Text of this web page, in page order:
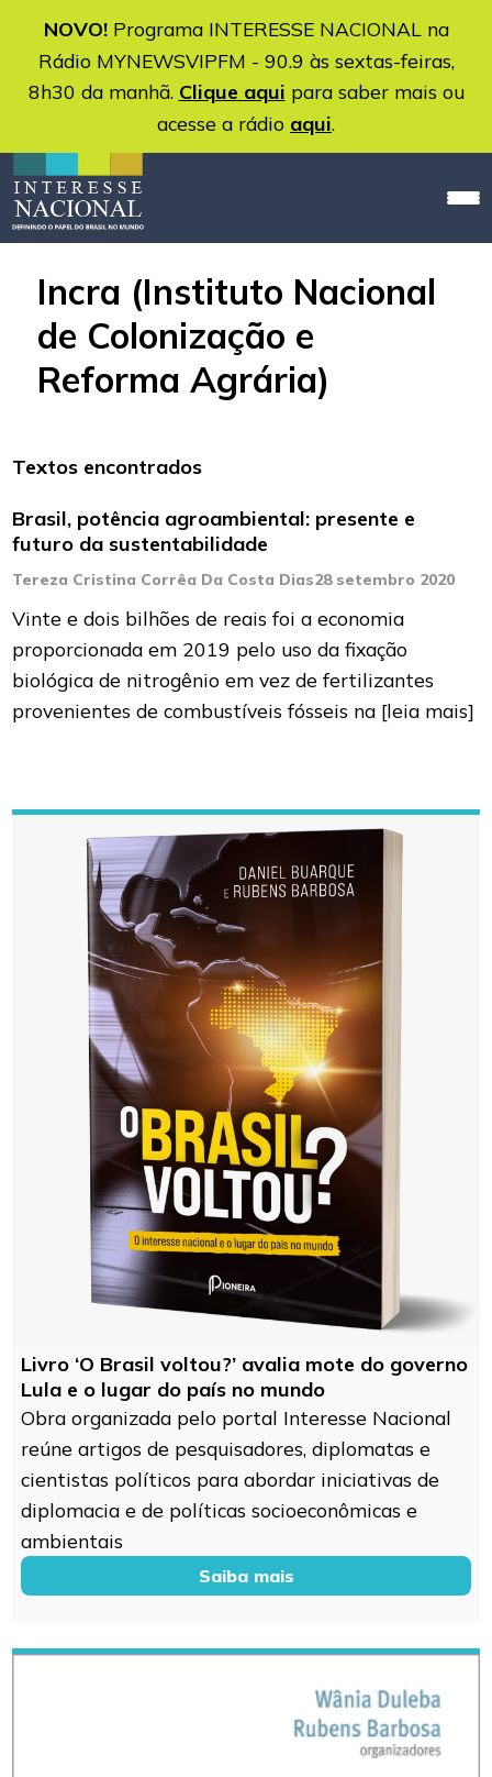
NOVO!Programa INTERESSE NACIONAL na
Rádio MYNEWSVIPFM - 90.9 às sextas-feiras,
8h30 da manhã. Clique aqui para saber mais ou
acesse a rádio aqui.
Incra (Instituto Nacional
de Colonização e
Reforma Agrária)
Textos encontrados
Brasil, potência agroambiental: presente e
futuro da sustentabilidade
Tereza Cristina Corrêa Da Costa Dias28 setembro 2020
Vinte e dois bilhões de reais foi a economia
proporcionada em 2019 pelo uso da fixação
biológica de nitrogênio em vez de fertilizantes
provenientes de combustíveis fósseis na [leia mais]
Livro ‘O Brasil voltou?’ avalia mote do governo
Lula e o lugar do país no mundo
Obra organizada pelo portal Interesse Nacional
reúne artigos de pesquisadores, diplomatas e
cientistas políticos para abordar iniciativas de
diplomacia e de políticas socioeconômicas e
ambientais
Saiba mais